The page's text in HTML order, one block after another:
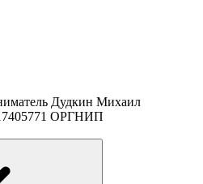
Дудкин Михаил
ОРГНИП